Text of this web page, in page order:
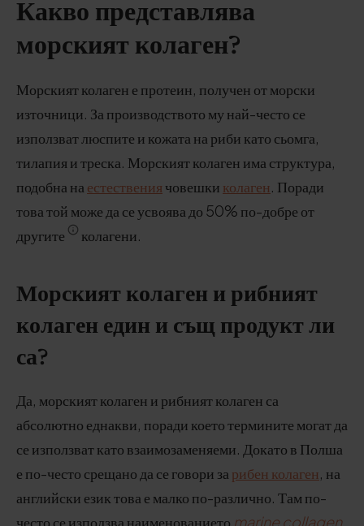
Какво представлява
морският колаген?
Морският колаген е протеин, получен от морски
източници. За производството му най-често се
използват люспите и кожата на риби като сьомга,
тилапия и треска. Морският колаген има структура,
подобна на естествения човешки колаген. Поради
това той може да се усвоява до 50% по-добре от
другите
колагени.
Морският колаген и рибният
колаген един и същ продукт ли
са?
Да, морският колаген и рибният колаген са
абсолютно еднакви, поради което термините могат да
се използват като взаимозаменяеми. Докато в Полша
е по-често срещано да се говори за рибен колаген, на
английски език това е малко по-различно. Там по-
често се използва наименованието marine collagen,